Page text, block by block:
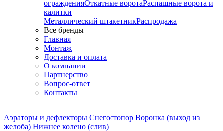
огражденияОткатные воротаРаспашные ворота и
калитки
Металлический штакетникРаспродажа
Все бренды
Главная
Монтаж
Доставка и оплата
О компании
Партнерство
Вопрос-ответ
Контакты
Аэраторы и дефлекторы Снегостопор Воронка (выход из
желоба) Нижнее колено (слив)